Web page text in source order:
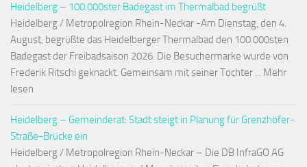
Heidelberg – 100.000ster Badegast im Thermalbad begrüßt
Heidelberg / Metropolregion Rhein-Neckar -Am Dienstag, den 4.
August, begrüßte das Heidelberger Thermalbad den 100.000sten
Badegast der Freibadsaison 2026. Die Besuchermarke wurde von
Frederik Ritschi geknackt. Gemeinsam mit seiner Tochter ... Mehr
lesen
Heidelberg – Gemeinderat: Stadt steigt in Planung für Grenzhöfer-
Straße-Brücke ein
Heidelberg / Metropolregion Rhein-Neckar – Die DB InfraGO AG